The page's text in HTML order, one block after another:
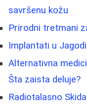
savršenu kožu
Prirodni tretmani
Implantati u
Alternativna
Šta zaista deluje?
Radiotalasno